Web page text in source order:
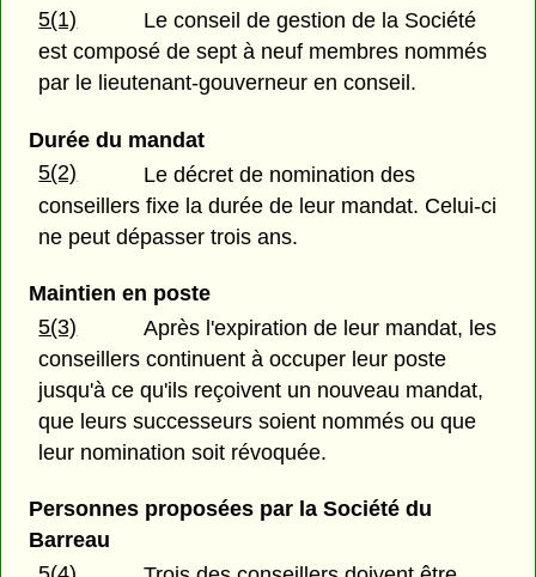
5(1)
Le conseil de gestion de la Société
est composé de sept à neuf membres nommés
par le lieutenant-gouverneur en conseil.
Durée du mandat
5(2)
Le décret de nomination des
conseillers fixe la durée de leur mandat. Celui-ci
ne peut dépasser trois ans.
Maintien en poste
5(3)
Après l'expiration de leur mandat, les
conseillers continuent à occuper leur poste
jusqu'à ce qu'ils reçoivent un nouveau mandat,
que leurs successeurs soient nommés ou que
leur nomination soit révoquée.
Personnes proposées par la Société du
Barreau